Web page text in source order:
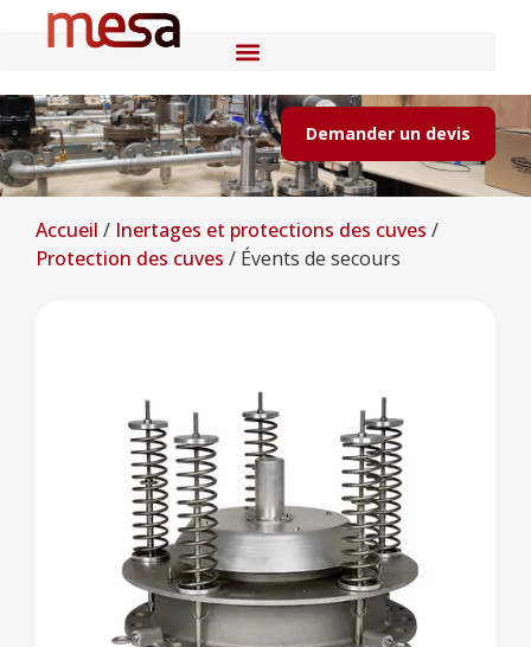
Demander un devis
Accueil / Inertages et protections des cuves /
Protection des cuves / Évents de secours